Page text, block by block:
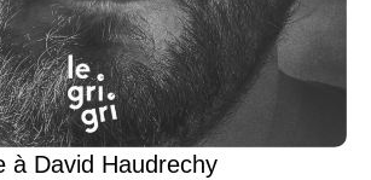
à David Haudrechy